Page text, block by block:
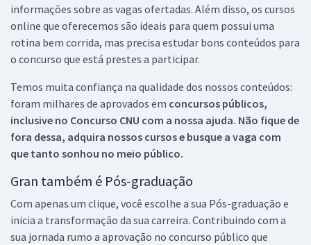
informações sobre as vagas ofertadas. Além disso, os cursos
online que oferecemos são ideais para quem possui uma
rotina bem corrida, mas precisa estudar bons conteúdos para
o concurso que está prestes a participar.
Temos muita confiança na qualidade dos nossos conteúdos:
foram milhares de aprovados em concursos públicos,
inclusive no Concurso CNU com a nossa ajuda. Não fique de
fora dessa, adquira nossos cursos e busque a vaga com
que tanto sonhou no meio público.
Gran também é Pós-graduação
Com apenas um clique, você escolhe a sua Pós-graduação e
inicia a transformação da sua carreira. Contribuindo com a
sua jornada rumo a aprovação no concurso público que